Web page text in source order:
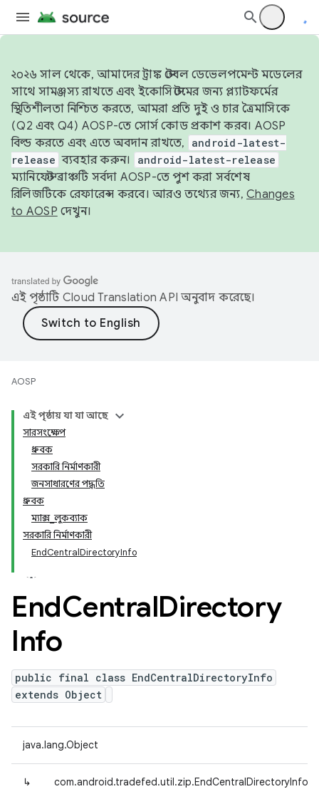
২০২৬ সাল থেকে, আমাদের ট্রাঙ্ক স্টেবল ডেভেলপমেন্ট মডেলের
সাথে সামঞ্জস্য রাখতে এবং ইকোসিস্টেমের জন্য প্ল্যাটফর্মের
স্থিতিশীলতা নিশ্চিত করতে, আমরা প্রতি দুই ও চার ত্রৈমাসিকে
(Q2 এবং Q4) AOSP-তে সোর্স কোড প্রকাশ করব। AOSP
বিল্ড করতে এবং এতে অবদান রাখতে,
android-latest-
release ব্যবহার করুন। android-latest-release
ম্যানিফেস্ট ব্রাঞ্চটি সর্বদা AOSP-তে পুশ করা সর্বশেষ
রিলিজটিকে রেফারেন্স করবে। আরও তথ্যের জন্য, Changes
to AOSP দেখুন।
এই পৃষ্ঠাটি Cloud Translation API অনুবাদ করেছে।
AOSP
এই পৃষ্ঠায় যা যা আছে
সারসংক্ষেপ
ধ্রুবক
সরকারি নির্মাণকারী
জনসাধারণের পদ্ধতি
ধ্রুবক
ম্যাক্স_লুকব্যাক
সরকারি নির্মাণকারী
EndCentralDirectoryInfo
EndCentralDirectory
Info
public final class EndCentralDirectoryInfo
extends Object
java.lang.Object
↳ com.android.tradefed.util.zip.EndCentralDirectoryInfo